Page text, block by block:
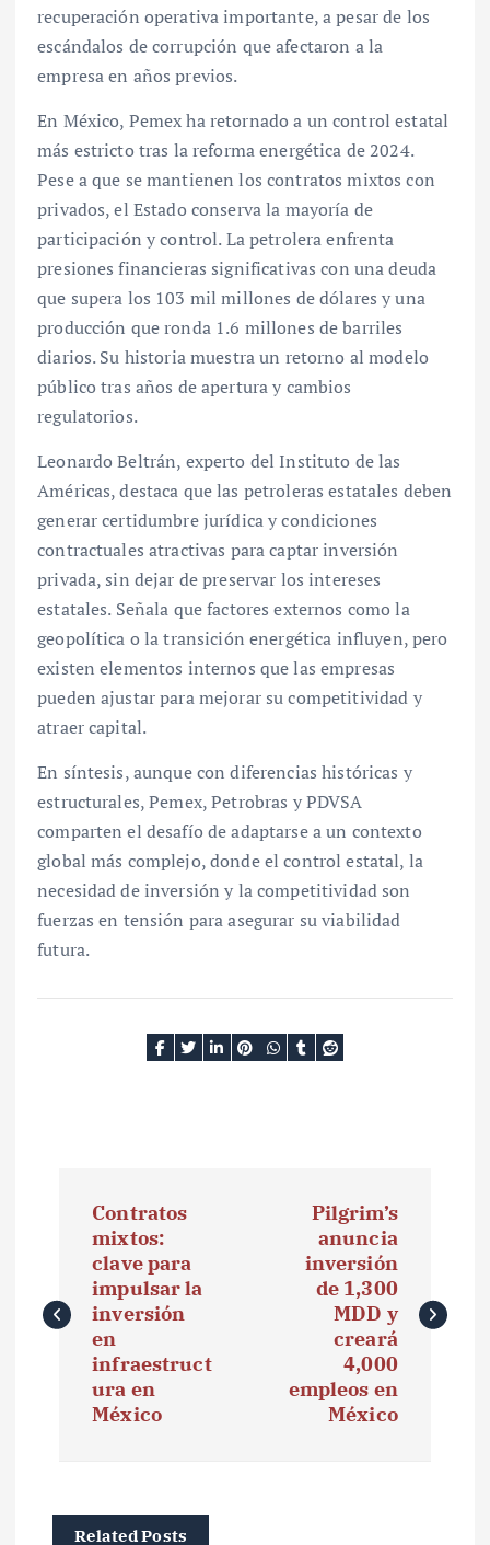
recuperación operativa importante, a pesar de los
escándalos de corrupción que afectaron a la
empresa en años previos.
En México, Pemex ha retornado a un control estatal
más estricto tras la reforma energética de 2024.
Pese a que se mantienen los contratos mixtos con
privados, el Estado conserva la mayoría de
participación y control. La petrolera enfrenta
presiones financieras significativas con una deuda
que supera los 103 mil millones de dólares y una
producción que ronda 1.6 millones de barriles
diarios. Su historia muestra un retorno al modelo
público tras años de apertura y cambios
regulatorios.
Leonardo Beltrán, experto del Instituto de las
Américas, destaca que las petroleras estatales deben
generar certidumbre jurídica y condiciones
contractuales atractivas para captar inversión
privada, sin dejar de preservar los intereses
estatales. Señala que factores externos como la
geopolítica o la transición energética influyen, pero
existen elementos internos que las empresas
pueden ajustar para mejorar su competitividad y
atraer capital.
En síntesis, aunque con diferencias históricas y
estructurales, Pemex, Petrobras y PDVSA
comparten el desafío de adaptarse a un contexto
global más complejo, donde el control estatal, la
necesidad de inversión y la competitividad son
fuerzas en tensión para asegurar su viabilidad
futura.
e
Contratos
mixtos:
clave para
impulsar la
inversión
en
infraestruct
ura en
México
Pilgrim’s
anuncia
inversión
de 1,300
MDD y
creará
4,000
empleos en
México
Related Posts